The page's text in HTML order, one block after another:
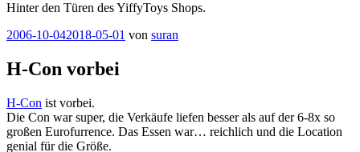
Hinter den Türen des YiffyToys Shops.
Veröffentlicht
2006-10-042018-05-01 von suran
H-Con vorbei
H-Con ist vorbei.
Die Con war super, die Verkäufe liefen besser als auf der 6-8x so
großen Eurofurrence. Das Essen war… reichlich und die Location
genial für die Größe.